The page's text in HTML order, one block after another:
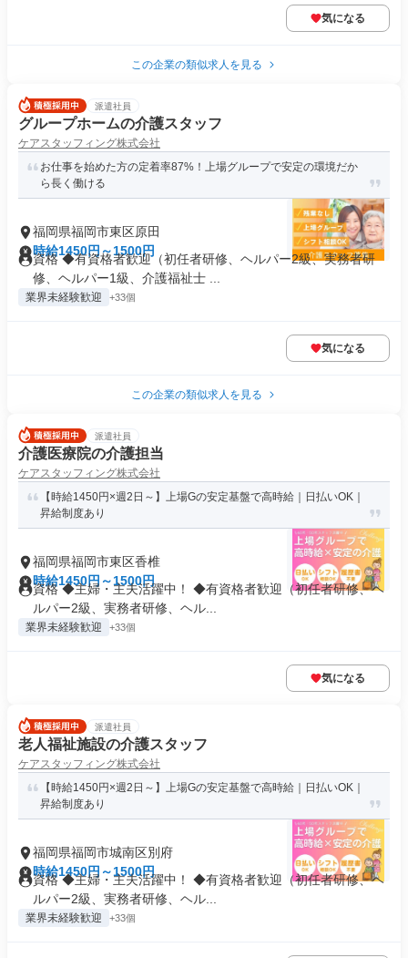
気になる
この企業の類似求人を見る
派遣社員
グループホームの介護スタッフ
ケアスタッフィング株式会社
お仕事を始めた方の定着率87%！上場グループで安定の環境だか
ら長く働ける
福岡県福岡市東区原田
時給1450円～1500円
資格 ◆有資格者歓迎（初任者研修、ヘルパー2級、実務者研
修、ヘルパー1級、介護福祉士 ...
業界未経験歓迎 +33個
気になる
この企業の類似求人を見る
派遣社員
介護医療院の介護担当
ケアスタッフィング株式会社
【時給1450円×週2日～】上場Gの安定基盤で高時給｜日払いOK｜
昇給制度あり
福岡県福岡市東区香椎
時給1450円～1500円
資格 ◆主婦・主夫活躍中！ ◆有資格者歓迎（初任者研修、ヘ
ルパー2級、実務者研修、ヘル...
業界未経験歓迎 +33個
気になる
派遣社員
老人福祉施設の介護スタッフ
ケアスタッフィング株式会社
【時給1450円×週2日～】上場Gの安定基盤で高時給｜日払いOK｜
昇給制度あり
福岡県福岡市城南区別府
時給1450円～1500円
資格 ◆主婦・主夫活躍中！ ◆有資格者歓迎（初任者研修、ヘ
ルパー2級、実務者研修、ヘル...
業界未経験歓迎 +33個